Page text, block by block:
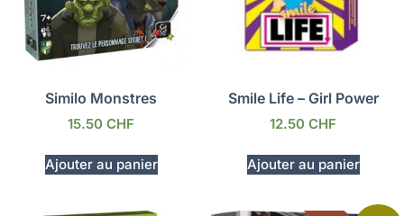
Similo Monstres
15.50 CHF
Ajouter au panier
Smile Life – Girl Power
12.50 CHF
Ajouter au panier